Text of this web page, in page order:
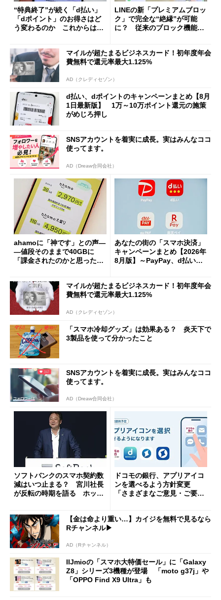
“特典終了”が続く「d払い」
「dポイント」のお得さはど
う変わるのか これからは
LINEの新「プレミアムブロッ
ク」で完全な“絶縁”が可能
に？ 従来のブロック機能と
マイルが超たまるビジネスカード！初年度年会
費無料で還元率最大1.125%
AD（クレディセゾン）
d払い、dポイントのキャンペーンまとめ【8月
1日最新版】 1万～10万ポイント還元の施策
がめじろ押し
SNSアカウントを着実に成長。実はみんなココ
使ってます。
AD（Dreaw合同会社）
ahamoに「神です」との声―
―値段そのままで40GBに
「課金されたのかと思った」
あなたの街の「スマホ決済」
キャンペーンまとめ【2026年
8月版】～PayPay、d払い、a
マイルが超たまるビジネスカード！初年度年会
費無料で還元率最大1.125%
AD（クレディセゾン）
「スマホ冷却グッズ」は効果ある？ 炎天下で
3製品を使って分かったこと
SNSアカウントを着実に成長。実はみんなココ
使ってます。
AD（Dreaw合同会社）
ソフトバンクのスマホ契約数
減はいつ止まる？ 宮川社長
が反転の時期を語る ホッピ
ドコモの銀行、アプリアイコ
ンを選べるよう方針変更
「さまざまなご意見・ご要望
【金は命より重い…】カイジを無料で見るなら
Rチャンネル▶︎
AD（Rチャンネル）
IIJmioの「スマホ大特価セール」に「Galaxy
Z8」シリーズ3機種が登場 「moto g37j」や
「OPPO Find X9 Ultra」も